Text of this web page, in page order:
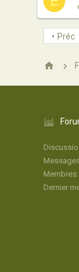
Préc
Membres
Dernier